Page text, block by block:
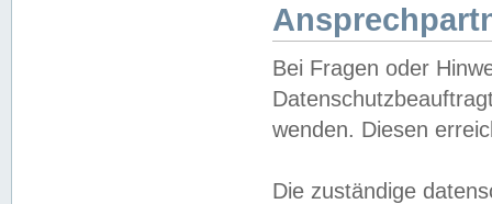
Bei Fragen oder
wenden. Diesen
Die zuständige